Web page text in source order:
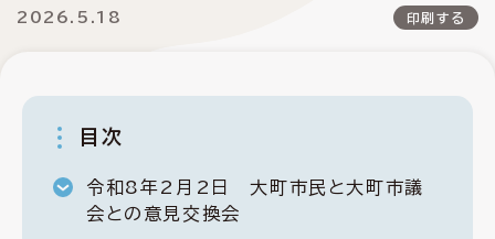
2026.5.18 印刷する
目次
令和8年2月2日 大町市民と大町市議
会との意見交換会